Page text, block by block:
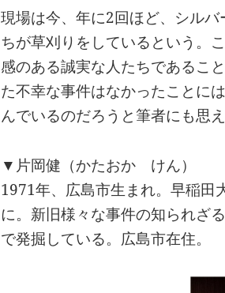
現場は今、年に2回ほど、シル
ちが草刈りをしているという。
感のある誠実な人たちであるこ
た不幸な事件はなかったことに
んでいるのだろうと筆者にも思え
▼片岡健（かたおか けん）
1971年、広島市生まれ。早稲田
に。新旧様々な事件の知られざ
で発掘している。広島市在住。